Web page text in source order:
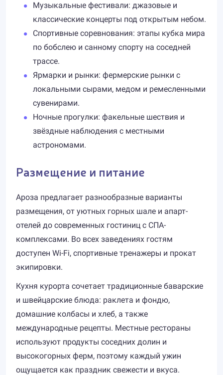
Музыкальные фестивали: джазовые и
классические концерты под открытым небом.
Спортивные соревнования: этапы кубка мира
по бобслею и санному спорту на соседней
трассе.
Ярмарки и рынки: фермерские рынки с
локальными сырами, медом и ремесленными
сувенирами.
Ночные прогулки: факельные шествия и
звёздные наблюдения с местными
астрономами.
Размещение и питание
Ароза предлагает разнообразные варианты
размещения, от уютных горных шале и апарт-
отелей до современных гостиниц с СПА-
комплексами. Во всех заведениях гостям
доступен Wi-Fi, спортивные тренажеры и прокат
экипировки.
Кухня курорта сочетает традиционные баварские
и швейцарские блюда: раклета и фондю,
домашние колбасы и хлеб, а также
международные рецепты. Местные рестораны
используют продукты соседних долин и
высокогорных ферм, поэтому каждый ужин
ощущается как праздник свежести и вкуса.